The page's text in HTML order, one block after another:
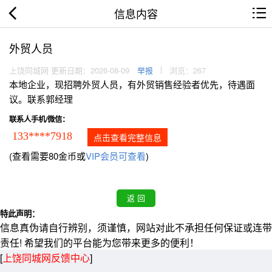
信息内容
外贸人员
上饶同城网 更新日期：2026-08-09 举报 浏览：267
本地企业，现招聘外贸人员，有外贸销售经验者优先，待遇面
议。联系郭经理
联系人手机/微信：
133****7918 点击查看完整信息
(查看需要80金币或VIP会员可查看)
特此声明：
信息真伪请自行辨别，须谨慎，网站对此不承担任何保证或连带
责任! 希望我们的平台能为您带来更多的便利！
[上饶同城网反馈中心]